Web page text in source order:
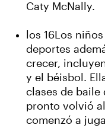
Caty McNally.
los 16Los
deportes
crecer,
y el béisbol.
clases de baile
pronto volvió
comenzó a